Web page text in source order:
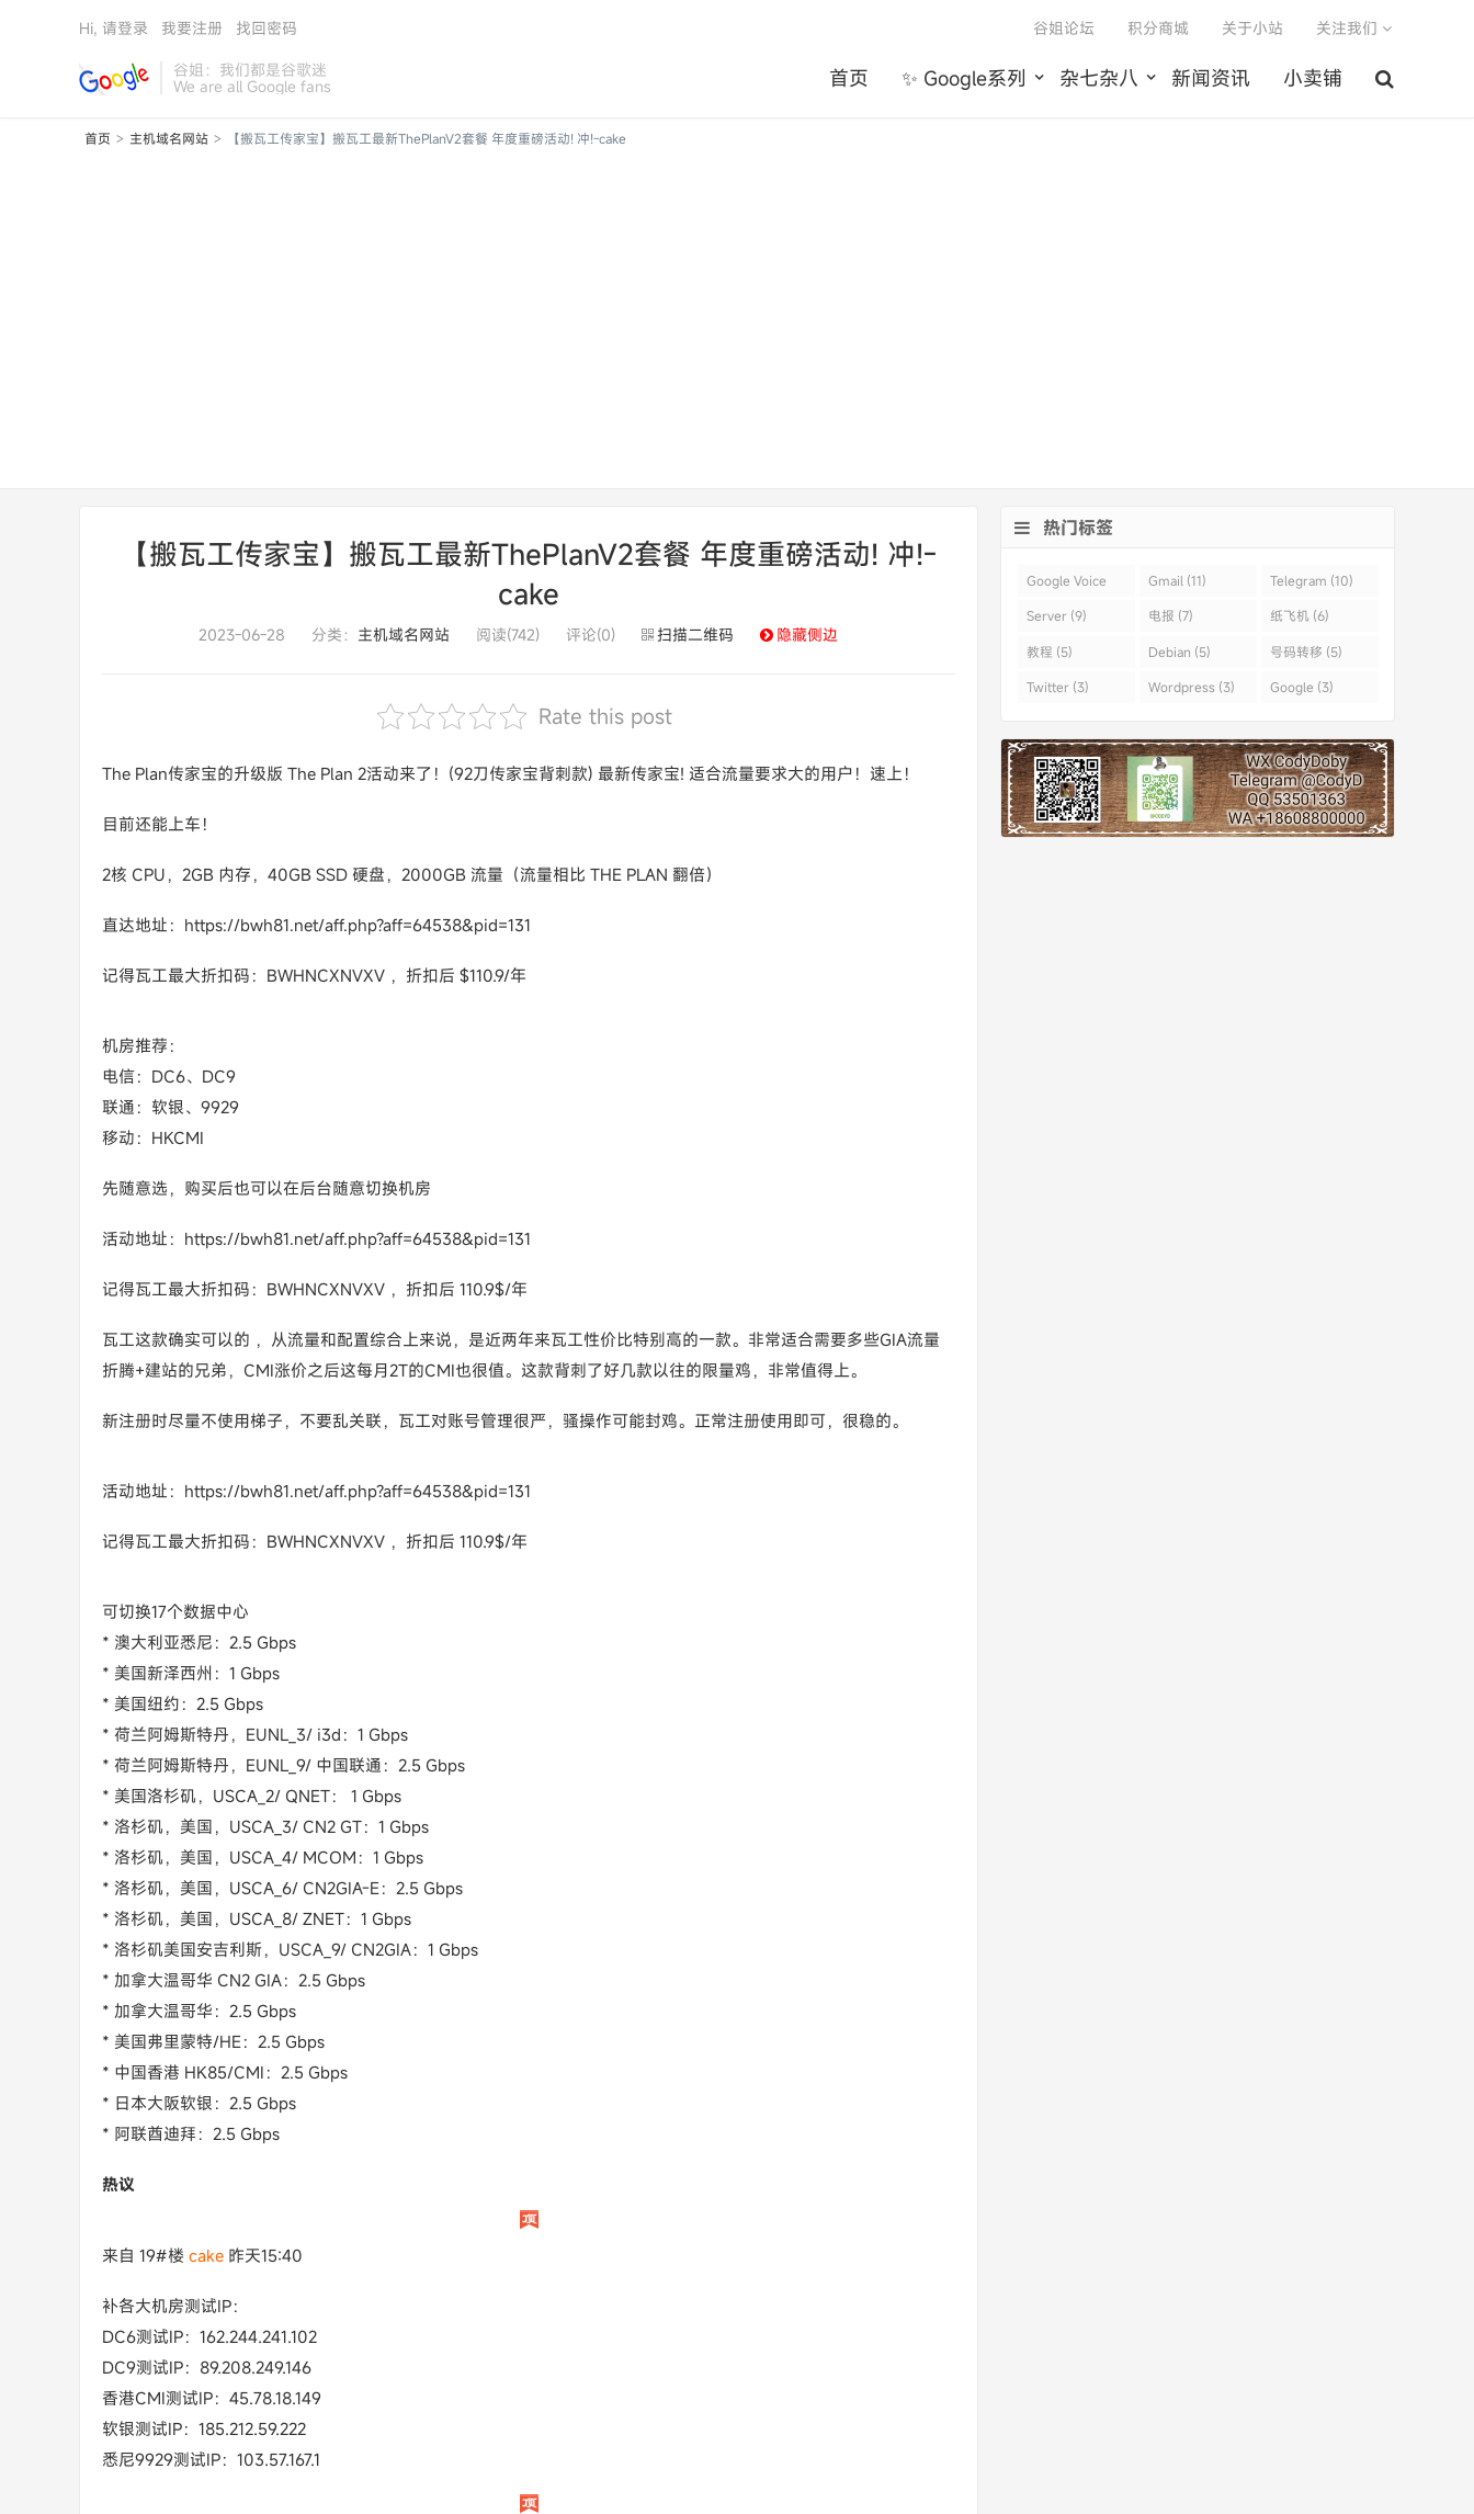
谷姐：我们都是谷歌迷
We are all Google fans 首页 ✨ Google系列 杂七杂八 新闻资讯 小卖铺
谷姐论坛 积分商城 关于小站 关注我们
Hi, 请登录 我要注册 找回密码
首页 > 主机域名网站 > 【搬瓦工传家宝】搬瓦工最新ThePlanV2套餐 年度重磅活动! 冲!-cake
【搬瓦工传家宝】搬瓦工最新ThePlanV2套餐 年度重磅活动! 冲!-
cake
2023-06-28 分类： 主机域名网站 阅读(742) 评论(0) 扫描二维码 隐藏侧边
Rate this post
The Plan传家宝的升级版 The Plan 2活动来了！(92刀传家宝背刺款) 最新传家宝! 适合流量要求大的用户！速上！
目前还能上车！
2核 CPU，2GB 内存，40GB SSD 硬盘，2000GB 流量（流量相比 THE PLAN 翻倍）
直达地址：https://bwh81.net/aff.php?aff=64538&pid=131
记得瓦工最大折扣码：BWHNCXNVXV ，折扣后 $110.9/年
机房推荐：
电信：DC6、DC9
联通：软银、9929
移动：HKCMI
先随意选，购买后也可以在后台随意切换机房
活动地址：https://bwh81.net/aff.php?aff=64538&pid=131
记得瓦工最大折扣码：BWHNCXNVXV ，折扣后 110.9$/年
瓦工这款确实可以的 ，从流量和配置综合上来说，是近两年来瓦工性价比特别高的一款。非常适合需要多些GIA流量
折腾+建站的兄弟，CMI涨价之后这每月2T的CMI也很值。这款背刺了好几款以往的限量鸡，非常值得上。
新注册时尽量不使用梯子，不要乱关联，瓦工对账号管理很严，骚操作可能封鸡。正常注册使用即可，很稳的。
活动地址：https://bwh81.net/aff.php?aff=64538&pid=131
记得瓦工最大折扣码：BWHNCXNVXV ，折扣后 110.9$/年
可切换17个数据中心
* 澳大利亚悉尼：2.5 Gbps
* 美国新泽西州：1 Gbps
* 美国纽约：2.5 Gbps
* 荷兰阿姆斯特丹，EUNL_3/ i3d：1 Gbps
* 荷兰阿姆斯特丹，EUNL_9/ 中国联通：2.5 Gbps
* 美国洛杉矶，USCA_2/ QNET： 1 Gbps
* 洛杉矶，美国，USCA_3/ CN2 GT：1 Gbps
* 洛杉矶，美国，USCA_4/ MCOM：1 Gbps
* 洛杉矶，美国，USCA_6/ CN2GIA-E：2.5 Gbps
* 洛杉矶，美国，USCA_8/ ZNET：1 Gbps
* 洛杉矶美国安吉利斯，USCA_9/ CN2GIA：1 Gbps
* 加拿大温哥华 CN2 GIA：2.5 Gbps
* 加拿大温哥华：2.5 Gbps
* 美国弗里蒙特/HE：2.5 Gbps
* 中国香港 HK85/CMI：2.5 Gbps
* 日本大阪软银：2.5 Gbps
* 阿联酋迪拜：2.5 Gbps
热议
来自 19#楼 cake 昨天15:40
补各大机房测试IP：
DC6测试IP：162.244.241.102
DC9测试IP：89.208.249.146
香港CMI测试IP：45.78.18.149
软银测试IP：185.212.59.222
悉尼9929测试IP：103.57.167.1
热门标签
Google Voice
(43)
Gmail (11) Telegram (10)
Server (9) 电报 (7) 纸飞机 (6)
教程 (5) Debian (5) 号码转移 (5)
Twitter (3) Wordpress (3) Google (3)